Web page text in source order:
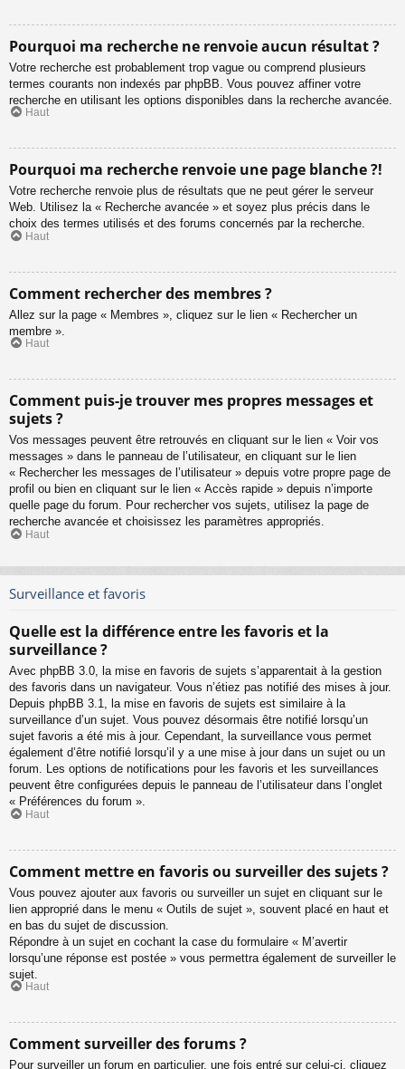
Pourquoi ma recherche ne renvoie aucun résultat ?
Votre recherche est probablement trop vague ou comprend plusieurs
termes courants non indexés par phpBB. Vous pouvez affiner votre
recherche en utilisant les options disponibles dans la recherche avancée.
Haut
Pourquoi ma recherche renvoie une page blanche ?!
Votre recherche renvoie plus de résultats que ne peut gérer le serveur
Web. Utilisez la « Recherche avancée » et soyez plus précis dans le
choix des termes utilisés et des forums concernés par la recherche.
Haut
Comment rechercher des membres ?
Allez sur la page « Membres », cliquez sur le lien « Rechercher un
membre ».
Haut
Comment puis-je trouver mes propres messages et
sujets ?
Vos messages peuvent être retrouvés en cliquant sur le lien « Voir vos
messages » dans le panneau de l’utilisateur, en cliquant sur le lien
« Rechercher les messages de l’utilisateur » depuis votre propre page de
profil ou bien en cliquant sur le lien « Accès rapide » depuis n’importe
quelle page du forum. Pour rechercher vos sujets, utilisez la page de
recherche avancée et choisissez les paramètres appropriés.
Haut
Surveillance et favoris
Quelle est la différence entre les favoris et la
surveillance ?
Avec phpBB 3.0, la mise en favoris de sujets s’apparentait à la gestion
des favoris dans un navigateur. Vous n’étiez pas notifié des mises à jour.
Depuis phpBB 3.1, la mise en favoris de sujets est similaire à la
surveillance d’un sujet. Vous pouvez désormais être notifié lorsqu’un
sujet favoris a été mis à jour. Cependant, la surveillance vous permet
également d’être notifié lorsqu’il y a une mise à jour dans un sujet ou un
forum. Les options de notifications pour les favoris et les surveillances
peuvent être configurées depuis le panneau de l’utilisateur dans l’onglet
« Préférences du forum ».
Haut
Comment mettre en favoris ou surveiller des sujets ?
Vous pouvez ajouter aux favoris ou surveiller un sujet en cliquant sur le
lien approprié dans le menu « Outils de sujet », souvent placé en haut et
en bas du sujet de discussion.
Répondre à un sujet en cochant la case du formulaire « M’avertir
lorsqu’une réponse est postée » vous permettra également de surveiller le
sujet.
Haut
Comment surveiller des forums ?
Pour surveiller un forum en particulier, une fois entré sur celui-ci, cliquez